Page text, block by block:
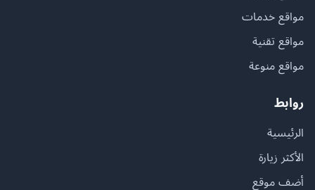
مواقع خدمات
مواقع تقنية
مواقع منوعة
روابط
الرئيسية
الأكثر زيارة
أضف موقع